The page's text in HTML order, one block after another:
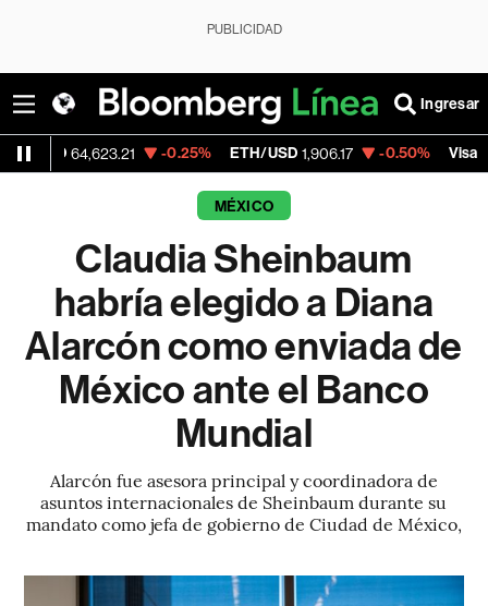
PUBLICIDAD
Ingresar
64,623.21 -0.25% ETH/USD 1,906.17 -0.50% Visa 368.54
MÉXICO
Claudia Sheinbaum
habría elegido a Diana
Alarcón como enviada de
México ante el Banco
Mundial
Alarcón fue asesora principal y coordinadora de
asuntos internacionales de Sheinbaum durante su
mandato como jefa de gobierno de Ciudad de México,